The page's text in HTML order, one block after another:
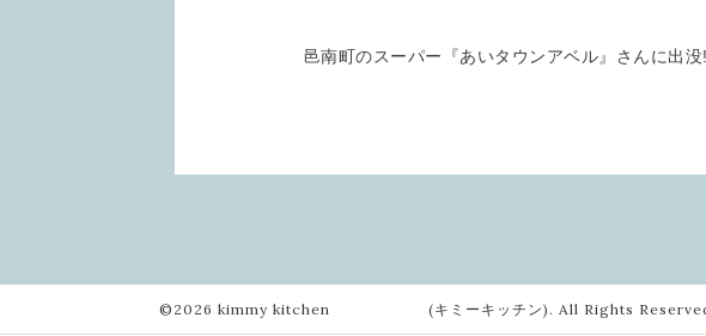
邑南町のスーパー『あいタウンアベル』さんに出没
©2026 kimmy kitchen (キミーキッチン) . All Rights